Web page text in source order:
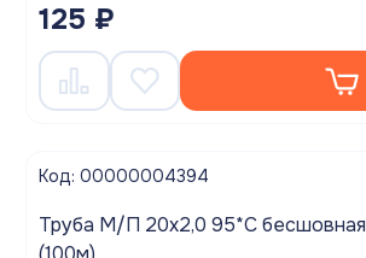
125 ₽
Код: 00000004394
Труба М/П 20х2,0 95*С бесшовная AQUALINK